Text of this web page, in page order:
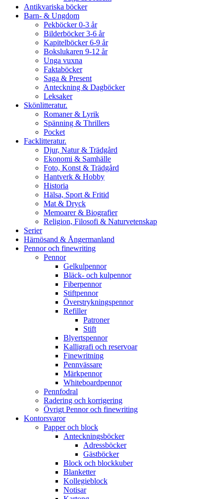
Antikvariska böcker
Barn- & Ungdom
Pekböcker 0-3 år
Bilderböcker 3-6 år
Kapitelböcker 6-9 år
Bokslukaren 9-12 år
Unga vuxna
Faktaböcker
Saga & Present
Anteckning & Dagböcker
Leksaker
Skönlitteratur.
Romaner & Lyrik
Spänning & Thrillers
Pocket
Facklitteratur.
Djur, Natur & Trädgård
Ekonomi & Samhälle
Foto, Konst & Trädgård
Hantverk & Hobby
Historia
Hälsa, Sport & Fritid
Mat & Dryck
Memoarer & Biografier
Religion, Filosofi & Naturvetenskap
Serier
Härnösand & Ångermanland
Pennor och finewriting
Pennor
Gelkulpennor
Bläck- och kulpennor
Fiberpennor
Stiftpennor
Överstrykningspennor
Refiller
Patroner
Stift
Blyertspennor
Kalligrafi och reservoar
Finewritning
Pennvässare
Märkpennor
Whiteboardpennor
Pennfodral
Radering och korrigering
Övrigt Pennor och finewriting
Kontorsvaror
Papper och block
Anteckningsböcker
Adressböcker
Gästböcker
Block och blockkuber
Blanketter
Kollegieblock
Notisar